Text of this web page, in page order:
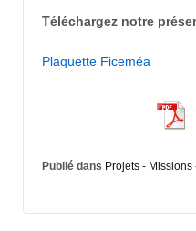
Téléchargez notre
Plaquette Ficeméa
Publié dans Projets - Missions